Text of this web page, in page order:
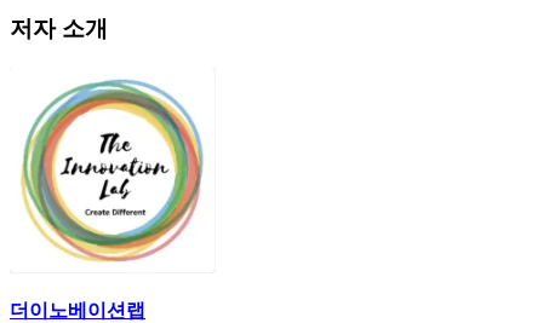
저자 소개
더이노베이션랩